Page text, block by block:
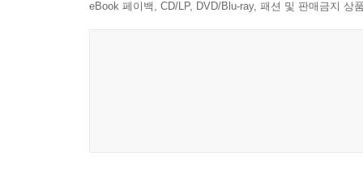
eBook 페이백, CD/LP, DVD/Blu-ray, 패션 및 판매금지 상